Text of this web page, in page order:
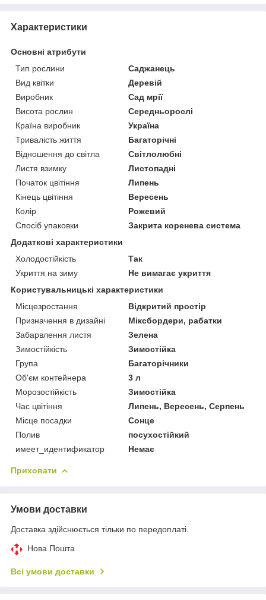
Характеристики
Основні атрибути
Тип рослини
Саджанець
Вид квітки
Деревій
Виробник
Сад мрії
Висота рослин
Середньорослі
Країна виробник
Україна
Тривалість життя
Багаторічні
Відношення до світла
Світлолюбні
Листя взимку
Листопадні
Початок цвітіння
Липень
Кінець цвітіння
Вересень
Колір
Рожевий
Спосіб упаковки
Закрита коренева система
Додаткові характеристики
Холодостійкість
Так
Укриття на зиму
Не вимагає укриття
Користувальницькі характеристики
Місцезростання
Відкритий простір
Призначення в дизайні
Міксбордери, рабатки
Забарвлення листя
Зелена
Зимостійкість
Зимостійка
Група
Багаторічники
Об'єм контейнера
3 л
Морозостійкість
Зимостійка
Час цвітіння
Липень, Вересень, Серпень
Місце посадки
Сонце
Полив
посухостійкий
имеет_идентификатор
Немає
Приховати
Умови доставки
Доставка здійснюється тільки по передоплаті.
Нова Пошта
Всі умови доставки